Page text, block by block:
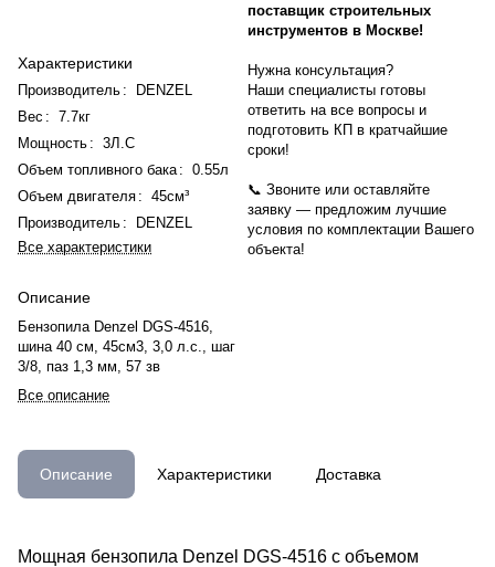
Характеристики
Производитель :
DENZEL
Вес : 7.7кг
Мощность : 3Л.С
Объем топливного бака : 0.55л
Объем двигателя : 45см³
Производитель :
DENZEL
Все характеристики
Описание
Бензопила Denzel DGS-4516,
шина 40 см, 45см3, 3,0 л.с., шаг
3/8, паз 1,3 мм, 57 зв
Все описание
поставщик строительных
инструментов в Москве!
Нужна консультация?
Наши специалисты готовы
ответить на все вопросы и
подготовить КП в кратчайшие
сроки!
📞 Звоните или оставляйте
заявку — предложим лучшие
условия по комплектации Вашего
объекта!
Описание Характеристики Доставка
Мощная бензопила Denzel DGS-4516 с объемом